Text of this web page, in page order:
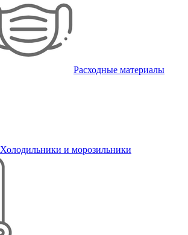
Расходные материалы
Холодильники и морозильники